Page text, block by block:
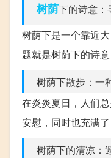
树荫下的诗意：
树荫下是一个靠近
题就是树荫下的诗
树荫下散步：一
在炎炎夏日，人们
安慰，同时也充满
树荫下的清凉：